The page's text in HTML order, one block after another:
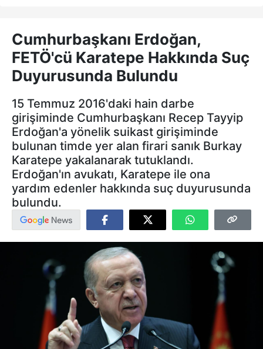
Cumhurbaşkanı Erdoğan,
FETÖ'cü Karatepe Hakkında Suç
Duyurusunda Bulundu
15 Temmuz 2016'daki hain darbe
girişiminde Cumhurbaşkanı Recep Tayyip
Erdoğan'a yönelik suikast girişiminde
bulunan timde yer alan firari sanık Burkay
Karatepe yakalanarak tutuklandı.
Erdoğan'ın avukatı, Karatepe ile ona
yardım edenler hakkında suç duyurusunda
bulundu.